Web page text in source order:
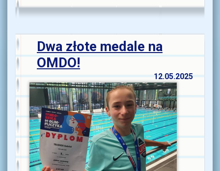
Dwa złote medale na
OMDO!
12.05.2025